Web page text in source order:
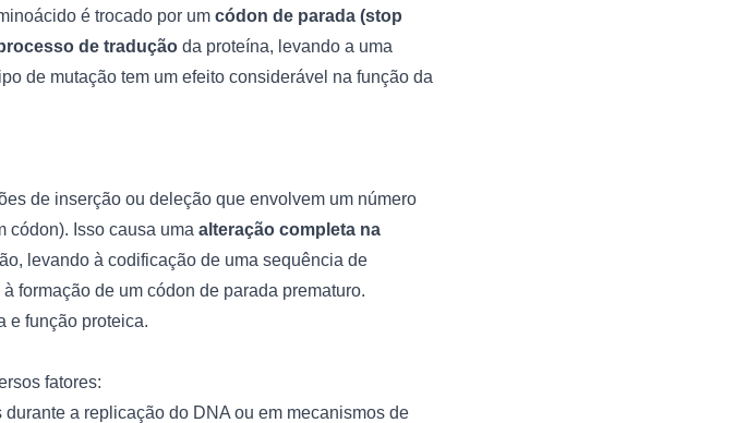
é trocado por um códon de parada (stop
de tradução da proteína, levando a uma
de mutação tem um efeito considerável na função da
de inserção ou deleção que envolvem um número
códon). Isso causa uma alteração completa na
levando à codificação de uma sequência de
formação de um códon de parada prematuro.
e função proteica.
fatores:
a replicação do DNA ou em mecanismos de